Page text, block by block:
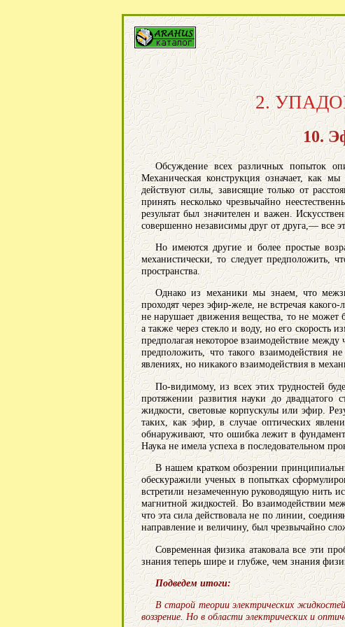
2.
10.
Обсуждение всех различных попыток
Механическая конструкция означает, как
действуют силы, зависящие только от
принять несколько чрезвычайно
результат был значителен и важен.
совершенно независимы друг от друга,— все
Но имеются другие и более простые
механистически, то следует предположить,
пространства.
Однако из механики мы знаем, что
проходят через эфир-желе, не встречая
не нарушает движения вещества, то не может
а также через стекло и воду, но его скорость
предполагая некоторое взаимодействие
предположить, что такого взаимодействия
явлениях, но никакого взаимодействия в
По-видимому, из всех этих трудностей
протяжении развития науки до двадцатого
жидкости, световые корпускулы или эфир.
таких, как эфир, в случае оптических
обнаруживают, что ошибка лежит в
Наука не имела успеха в последовательном
В нашем кратком обозрении
обескуражили ученых в попытках
встретили незамеченную руководящую нить
магнитной жидкостей. Во взаимодействии
что эта сила действовала не по линии,
направление и величину, был чрезвычайно
Современная физика атаковала все эти
знания теперь шире и глубже, чем знания
Подведем итоги:
В старой теории электрических
воззрение. Но в области электрических и